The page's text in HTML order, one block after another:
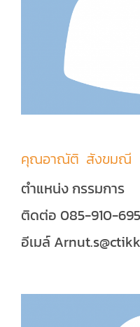
คุณอาณัติ สังขมณี
ตำแหน่ง กรรมการ
ติดต่อ 085-910-
อีเมล์